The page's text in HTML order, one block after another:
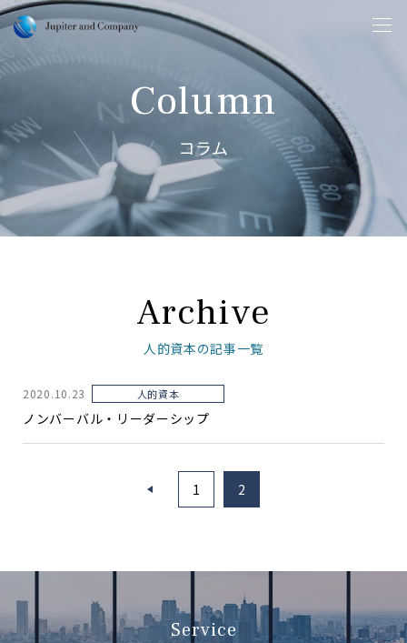
Column
コラム
Archive
人的資本の記事一覧
2020.10.23 人的資本
ノンバーバル・リーダーシップ
1 2
Service